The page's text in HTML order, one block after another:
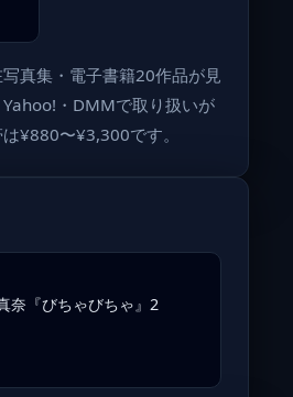
真集・電子書籍20作品が見
・DMMで取り扱いが
¥880〜¥3,300です。
奈『びちゃびちゃ』2